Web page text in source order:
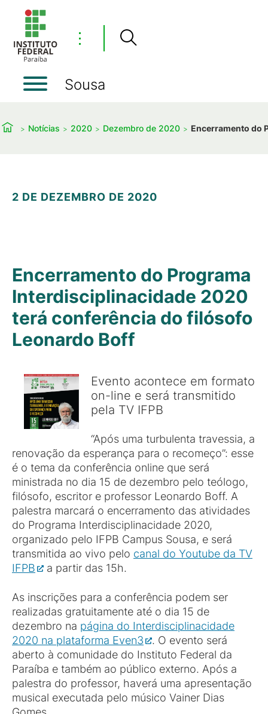
⋮
Sousa
Notícias 2020 Dezembro de 2020 Encerramento do
2 DE DEZEMBRO DE 2020
Encerramento do Programa
Interdisciplinacidade 2020
terá conferência do filósofo
Leonardo Boff
Evento acontece em formato
on-line e será transmitido
pela TV IFPB
“Após uma turbulenta travessia, a
renovação da esperança para o recomeço”: esse
é o tema da conferência online que será
ministrada no dia 15 de dezembro pelo teólogo,
filósofo, escritor e professor Leonardo Boff. A
palestra marcará o encerramento das atividades
do Programa Interdisciplinacidade 2020,
organizado pelo IFPB Campus Sousa, e será
transmitida ao vivo pelo canal do Youtube da TV
IFPB
a partir das 15h.
As inscrições para a conferência podem ser
realizadas gratuitamente até o dia 15 de
dezembro na página do Interdisciplinacidade
2020 na plataforma Even3
. O evento será
aberto à comunidade do Instituto Federal da
Paraíba e também ao público externo. Após a
palestra do professor, haverá uma apresentação
musical executada pelo músico Vainer Dias